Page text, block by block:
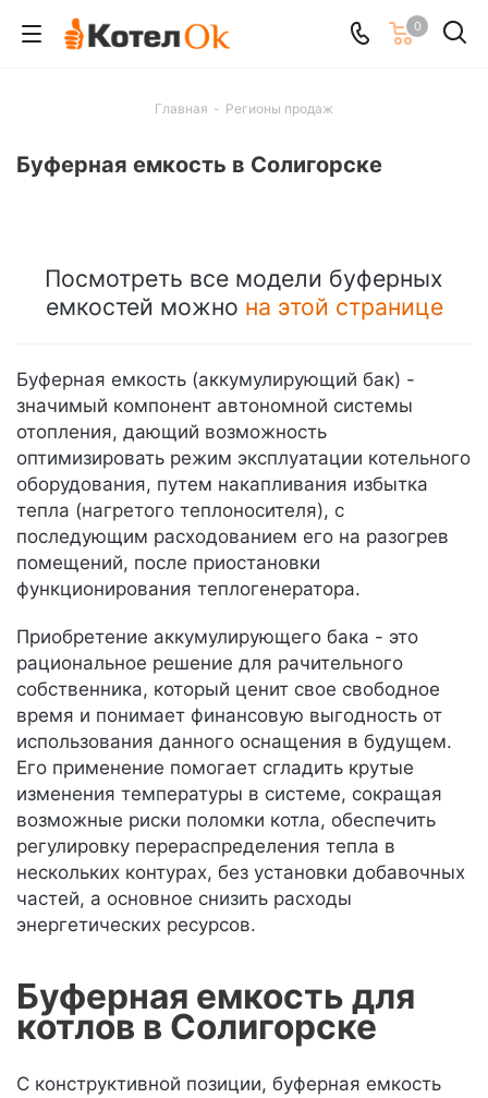
0
Главная - Регионы продаж
Буферная емкость в Солигорске
Посмотреть все модели буферных
емкостей можно на этой странице
Буферная емкость (аккумулирующий бак) -
значимый компонент автономной системы
отопления, дающий возможность
оптимизировать режим эксплуатации котельного
оборудования, путем накапливания избытка
тепла (нагретого теплоносителя), с
последующим расходованием его на разогрев
помещений, после приостановки
функционирования теплогенератора.
Приобретение аккумулирующего бака - это
рациональное решение для рачительного
собственника, который ценит свое свободное
время и понимает финансовую выгодность от
использования данного оснащения в будущем.
Его применение помогает сгладить крутые
изменения температуры в системе, сокращая
возможные риски поломки котла, обеспечить
регулировку перераспределения тепла в
нескольких контурах, без установки добавочных
частей, а основное снизить расходы
энергетических ресурсов.
Буферная емкость для
котлов в Солигорске
С конструктивной позиции, буферная емкость